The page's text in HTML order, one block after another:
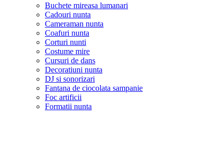
Buchete mireasa lumanari
Cadouri nunta
Cameraman nunta
Coafuri nunta
Corturi nunti
Costume mire
Cursuri de dans
Decoratiuni nunta
DJ si sonorizari
Fantana de ciocolata sampanie
Foc artificii
Formatii nunta